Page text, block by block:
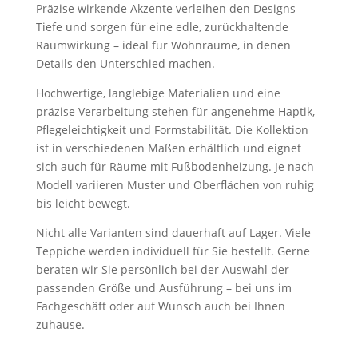
Präzise wirkende Akzente verleihen den Designs
Tiefe und sorgen für eine edle, zurückhaltende
Raumwirkung – ideal für Wohnräume, in denen
Details den Unterschied machen.
Hochwertige, langlebige Materialien und eine
präzise Verarbeitung stehen für angenehme Haptik,
Pflegeleichtigkeit und Formstabilität. Die Kollektion
ist in verschiedenen Maßen erhältlich und eignet
sich auch für Räume mit Fußbodenheizung. Je nach
Modell variieren Muster und Oberflächen von ruhig
bis leicht bewegt.
Nicht alle Varianten sind dauerhaft auf Lager. Viele
Teppiche werden individuell für Sie bestellt. Gerne
beraten wir Sie persönlich bei der Auswahl der
passenden Größe und Ausführung – bei uns im
Fachgeschäft oder auf Wunsch auch bei Ihnen
zuhause.